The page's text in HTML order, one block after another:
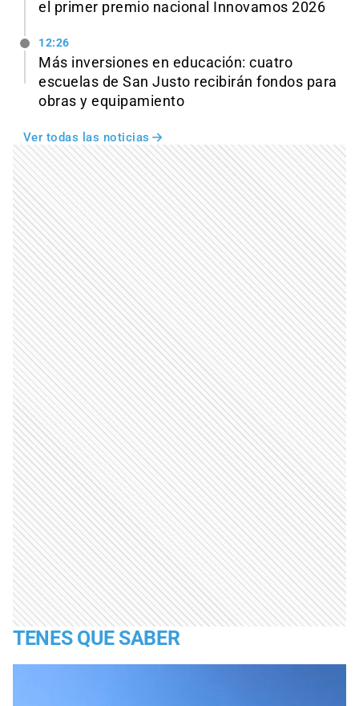
el primer premio nacional Innovamos 2026
12:26
Más inversiones en educación: cuatro
escuelas de San Justo recibirán fondos para
obras y equipamiento
Ver todas las noticias
TENES QUE SABER